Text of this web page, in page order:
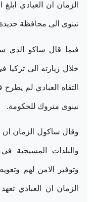
الزمان ان العبادي
نينوى الى محافظة
فيما قال ساكو الذي
خلال زيارته الى
التقاه العبادي لم
نينوى متروك للحكومة.
وقال ساكول الزمان ان
والبلدات المسيحية
وتوفير الامن لهم
الزمان ان العبادي